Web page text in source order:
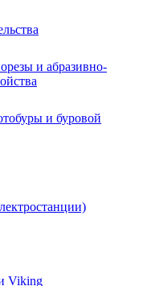
и абразивно-
и буровой
Viking